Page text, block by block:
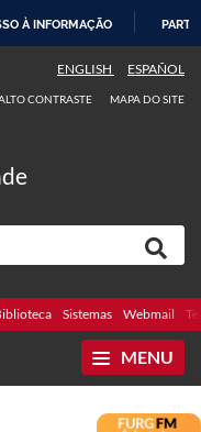
À INFORMAÇÃO
ENGLISH ESPAÑOL
CONTRASTE MAPA DO SITE
Sistemas Webmail
MENU